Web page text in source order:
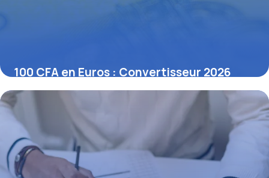
100 CFA en Euros : Convertisseur 2026
15 juin 2026